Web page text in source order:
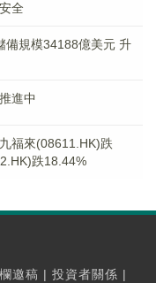
全
備規模34188億美元 升
進中
福來(08611.HK)跌
跌18.44%
邀稿 | 投資者關係 |